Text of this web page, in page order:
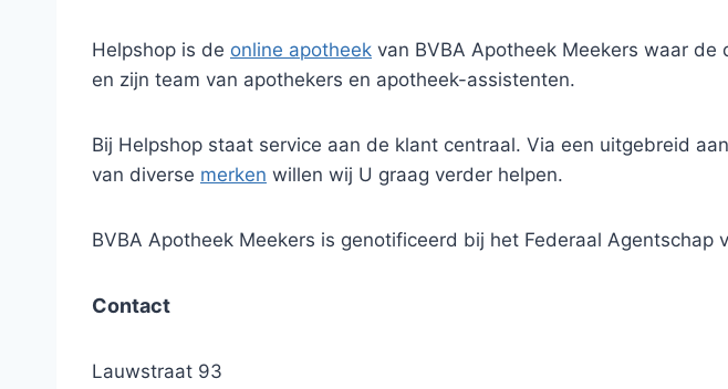
Helpshop is de online apotheek van BVBA Apotheek Meekers waar
en zijn team van apothekers en apotheek-assistenten.
Bij Helpshop staat service aan de klant centraal. Via een uitgebreid
van diverse merken willen wij U graag verder helpen.
BVBA Apotheek Meekers is genotificeerd bij het Federaal
Contact
Lauwstraat 93